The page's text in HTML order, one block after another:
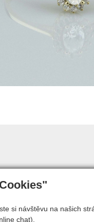
si návštěvu na našich
chat).